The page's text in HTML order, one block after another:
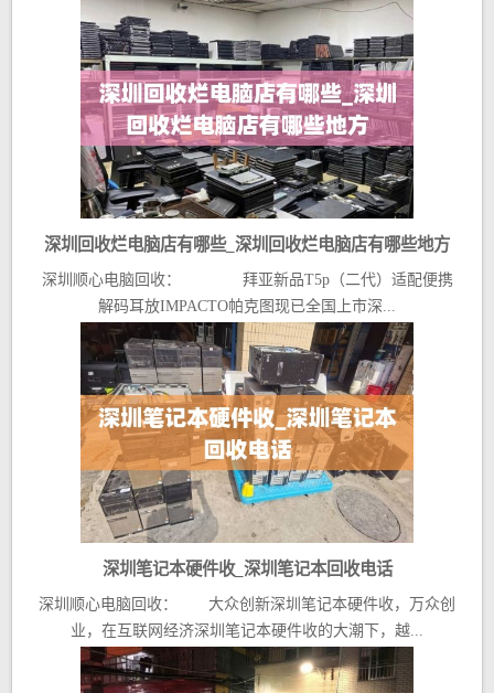
深圳回收烂电脑店有哪些_深圳回收烂电脑店有哪些地方
深圳顺心电脑回收： 拜亚新品T5p（二代）适配便携
解码耳放IMPACTO帕克图现已全国上市深...
深圳笔记本硬件收_深圳笔记本回收电话
深圳顺心电脑回收： 大众创新深圳笔记本硬件收，万众创
业，在互联网经济深圳笔记本硬件收的大潮下，越...